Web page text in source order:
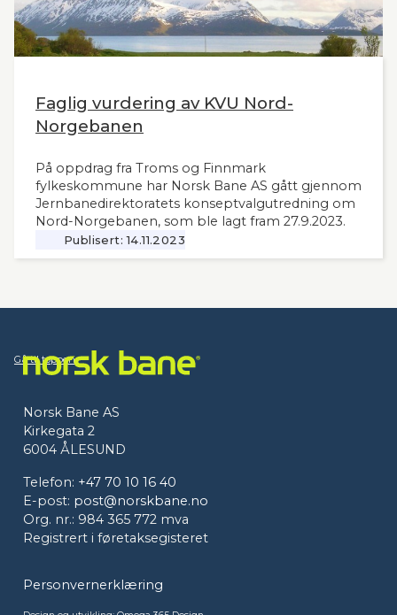
Faglig vurdering av KVU Nord-
Norgebanen
På oppdrag fra Troms og Finnmark
fylkeskommune har Norsk Bane AS gått gjennom
Jernbanedirektoratets konseptvalgutredning om
Nord-Norgebanen, som ble lagt fram 27.9.2023.
Publisert: 14.11.2023
Gå til toppen
Norsk Bane AS
Kirkegata 2
6004 ÅLESUND
Telefon: +47 70 10 16 40
E-post: post@norskbane.no
Org. nr.: 984 365 772 mva
Registrert i føretaksegisteret
Personvernerklæring